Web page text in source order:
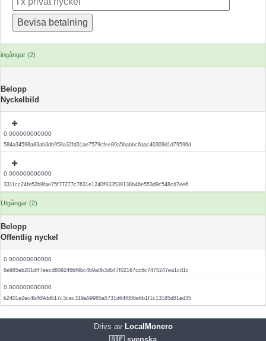
ingångar (2)
Belopp
Nyckelbild
0.000000000000
584a34598a83ab3db958a32fd31ae7579cfee80a5babbc6aac40309d1d79596d
0.000000000000
3311cc24fe52b9fae75f77277c7631e1240f933539138b46e553d9c548cd7ee6
Utgångar (2)
Belopp
Offentlig nyckel
0.000000000000
6e985eb201dff7eecd609246bf9bc4b9a0b3db47f02167cc6c7475247ea1cd1c
0.000000000000
b2401e2ec4b469dd617c3cec319a59985a5731d64f886e6b1f1c13185d81ed35
Drivs avLocalMonero